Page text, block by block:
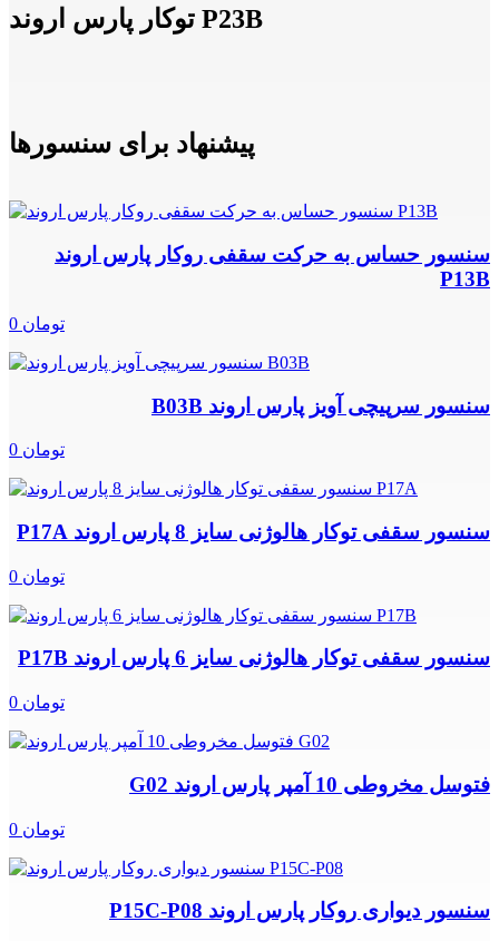
توکار پارس اروند P23B
پیشنهاد برای سنسورها
سنسور حساس به حرکت سقفی روکار پارس اروند
P13B
0 تومان
سنسور سرپیچی آویز پارس اروند B03B
0 تومان
سنسور سقفی توکار هالوژنی سایز 8 پارس اروند P17A
0 تومان
سنسور سقفی توکار هالوژنی سایز 6 پارس اروند P17B
0 تومان
فتوسل مخروطی 10 آمپر پارس اروند G02
0 تومان
سنسور دیواری روکار پارس اروند P15C-P08